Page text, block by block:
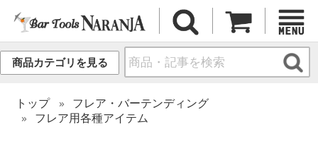
商品カテゴリを見る
トップ
フレア・バーテンディング
フレア用各種アイテム